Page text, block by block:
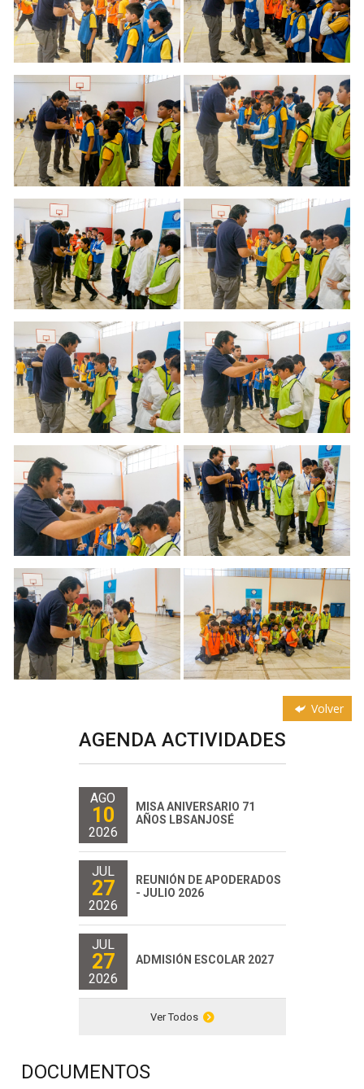
Volver
AGENDA ACTIVIDADES
AGO
10
2026
MISA ANIVERSARIO 71
AÑOS LBSANJOSÉ
JUL
27
2026
REUNIÓN DE APODERADOS
- JULIO 2026
JUL
27
2026
ADMISIÓN ESCOLAR 2027
Ver Todos
DOCUMENTOS